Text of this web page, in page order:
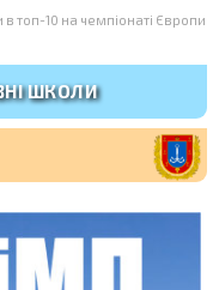
топ-10 на чемпіонаті Європи
ШКОЛИ